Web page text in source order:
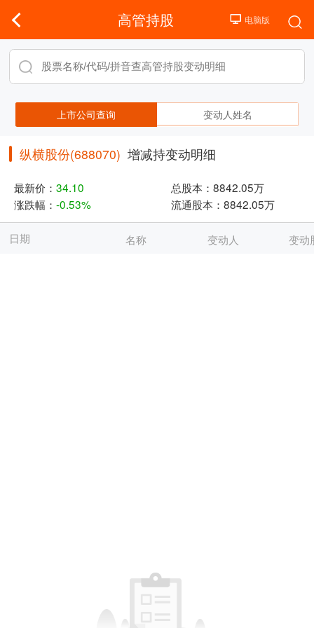
高管持股
上市公司查询 变动人姓名
纵横股份(688070) 增减持变动明细
最新价： 34.10 总股本： 8842.05万
涨跌幅： -0.53% 流通股本： 8842.05万
日期 名称 变动人 变动